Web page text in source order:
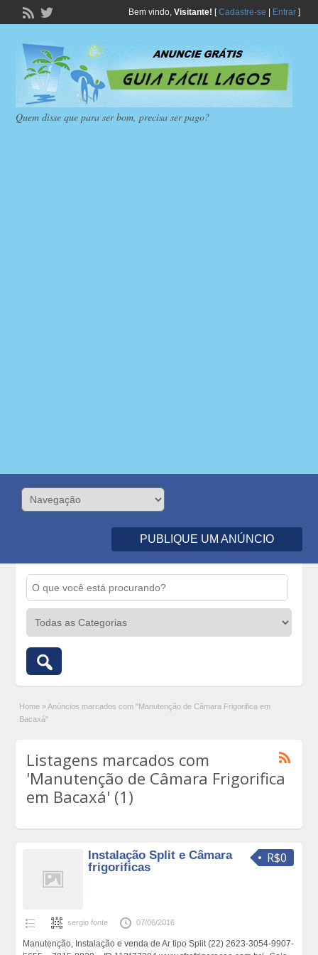
Bem vindo, Visitante! [Cadastre-se Entrar]
Quem disse que para ser bom, precisa ser pago?
PUBLIQUE UM ANÚNCIO
Home » Anúncios marcados com "Manutenção de Câmara Frigorifica em
Bacaxá"
Listagens marcados com
'Manutenção de Câmara Frigorifica
em Bacaxá' (1)
R$0
Instalação Split e Câmara
frigorificas
sergio fonte 07/06/2016
Manutenção, Instalação e venda de Ar tipo Split (22) 2623-3054-9907-